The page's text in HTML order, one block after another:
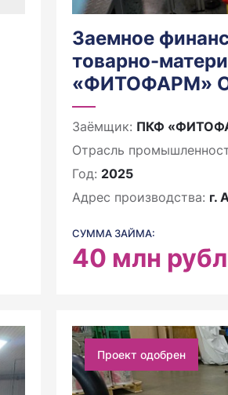
Заемное
товарно-
«ФИТОФАРМ»
Заёмщик: ПКФ
Отрасль
Год: 2025
Адрес производства: г.
СУММА ЗАЙМА:
40 млн
Проект одобрен